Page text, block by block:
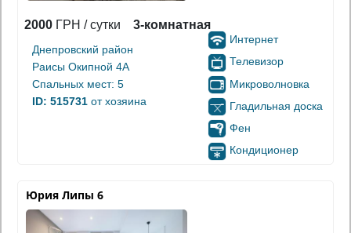
2000 ГРН / сутки 3-комнатная
Днепровский район
Раисы Окипной 4А
Спальных мест: 5
ID: 515731 от хозяина
Интернет
Телевизор
Микроволновка
Гладильная доска
Фен
Кондиционер
Юрия Липы 6